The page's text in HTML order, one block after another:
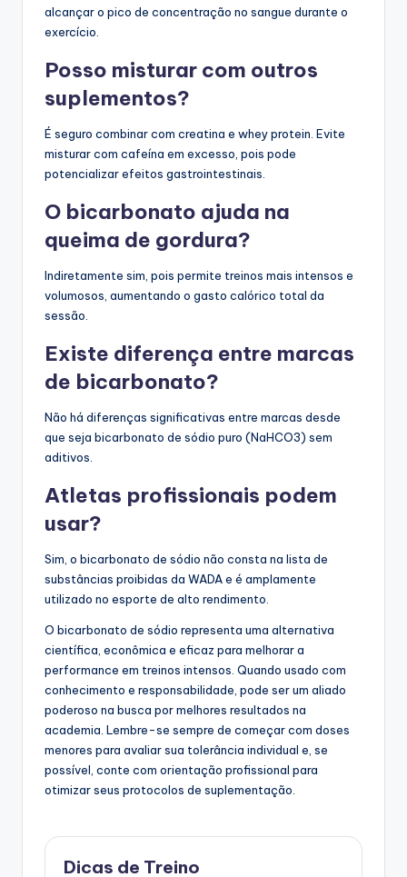
alcançar o pico de concentração no sangue durante o
exercício.
Posso misturar com outros
suplementos?
É seguro combinar com creatina e whey protein. Evite
misturar com cafeína em excesso, pois pode
potencializar efeitos gastrointestinais.
O bicarbonato ajuda na
queima de gordura?
Indiretamente sim, pois permite treinos mais intensos e
volumosos, aumentando o gasto calórico total da
sessão.
Existe diferença entre marcas
de bicarbonato?
Não há diferenças significativas entre marcas desde
que seja bicarbonato de sódio puro (NaHCO3) sem
aditivos.
Atletas profissionais podem
usar?
Sim, o bicarbonato de sódio não consta na lista de
substâncias proibidas da WADA e é amplamente
utilizado no esporte de alto rendimento.
O bicarbonato de sódio representa uma alternativa
científica, econômica e eficaz para melhorar a
performance em treinos intensos. Quando usado com
conhecimento e responsabilidade, pode ser um aliado
poderoso na busca por melhores resultados na
academia. Lembre-se sempre de começar com doses
menores para avaliar sua tolerância individual e, se
possível, conte com orientação profissional para
otimizar seus protocolos de suplementação.
Dicas de Treino